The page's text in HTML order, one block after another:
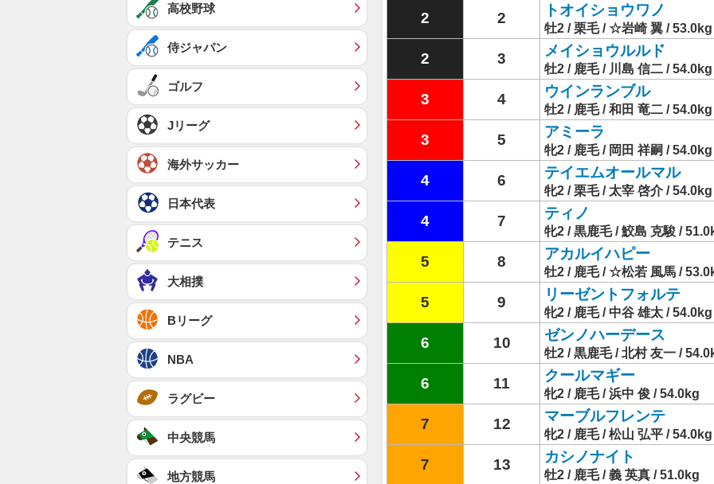
2 2 トオイショウワノ
牡2 / 栗毛 / ☆岩崎 翼 / 53.0kg
2 3 メイショウルルド
牡2 / 鹿毛 / 川島 信二 / 54.0kg
3 4 ウインランブル
牡2 / 鹿毛 / 和田 竜二 / 54.0kg
3 5 アミーラ
牝2 / 鹿毛 / 岡田 祥嗣 / 54.0kg
4 6 テイエムオールマル
牝2 / 栗毛 / 太宰 啓介 / 54.0kg
4 7 ティノ
牝2 / 黒鹿毛 / 鮫島 克駿 /
5 8 アカルイハピー
牡2 / 鹿毛 / ☆松若 風馬 /
5 9 リーゼントフォルテ
牝2 / 鹿毛 / 中谷 雄太 / 54.0kg
6 10 ゼンノハーデース
牡2 / 黒鹿毛 / 北村 友一 /
6 11 クールマギー
牝2 / 鹿毛 / 浜中 俊 / 54.0kg
7 12 マーブルフレンテ
牝2 / 鹿毛 / 松山 弘平 / 54.0kg
7 13 カシノナイト
牡2 / 鹿毛 / 義 英真 / 51.0kg
高校野球
侍ジャパン
ゴルフ
Jリーグ
海外サッカー
日本代表
テニス
大相撲
Bリーグ
NBA
ラグビー
中央競馬
地方競馬